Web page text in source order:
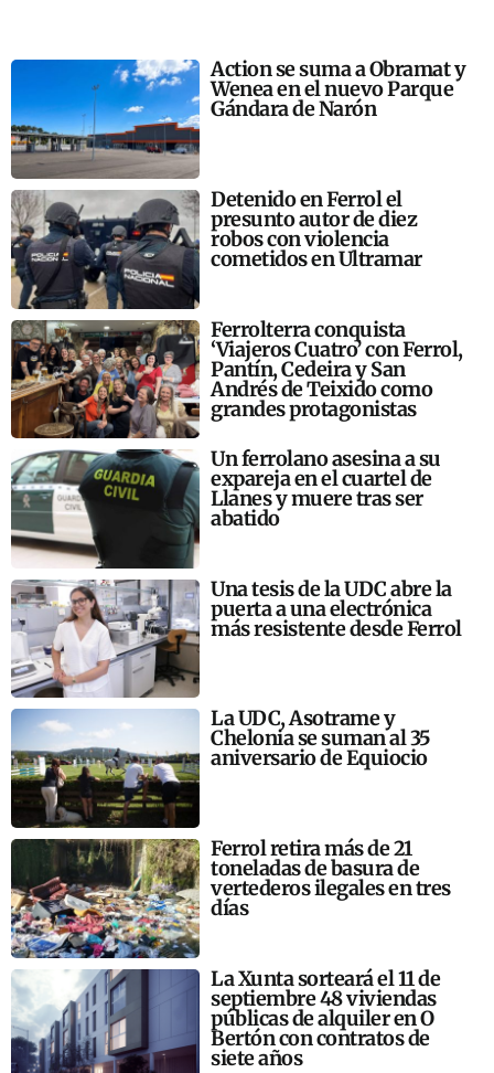
Action se suma a Obramat y
Wenea en el nuevo Parque
Gándara de Narón
Detenido en Ferrol el
presunto autor de diez
robos con violencia
cometidos en Ultramar
Ferrolterra conquista
‘Viajeros Cuatro’ con Ferrol,
Pantín, Cedeira y San
Andrés de Teixido como
grandes protagonistas
Un ferrolano asesina a su
expareja en el cuartel de
Llanes y muere tras ser
abatido
Una tesis de la UDC abre la
puerta a una electrónica
más resistente desde Ferrol
La UDC, Asotrame y
Chelonia se suman al 35
aniversario de Equiocio
Ferrol retira más de 21
toneladas de basura de
vertederos ilegales en tres
días
La Xunta sorteará el 11 de
septiembre 48 viviendas
públicas de alquiler en O
Bertón con contratos de
siete años